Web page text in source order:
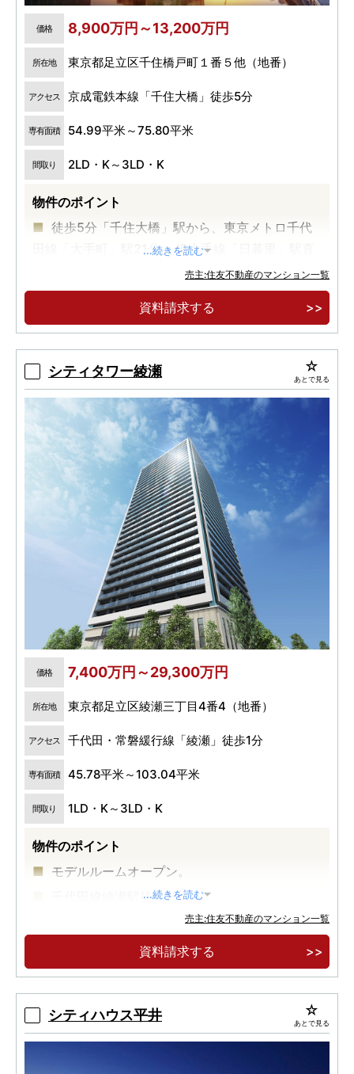
価格 8,900万円～13,200万円
所在地 東京都足立区千住橋戸町１番５他（地番）
アクセス 京成電鉄本線「千住大橋」徒歩5分
専有面積 54.99平米～75.80平米
間取り 2LD・K～3LD・K
物件のポイント
徒歩5分「千住大橋」駅から、東京メトロ千代
田線「大手町」駅21分。JR山手線「日暮里」駅直
【先着順販売受付】2LD・K/8,900万円～。42
階建て超高層大規模制振タワーレジデンス。
な内廊下設計。ZEH-M Oriented 省エネ住宅。
...続きを読む
売主:住友不動産のマンション一覧
資料請求する
シティタワー綾瀬 あとで見る
価格 7,400万円～29,300万円
所在地 東京都足立区綾瀬三丁目4番4（地番）
アクセス 千代田・常磐緩行線「綾瀬」徒歩1分
専有面積 45.78平米～103.04平米
間取り 1LD・K～3LD・K
物件のポイント
モデルルームオープン。
千代田線綾瀬駅徒歩1分。
大規模制震タワーレジデンス。
...続きを読む
売主:住友不動産のマンション一覧
資料請求する
シティハウス平井 あとで見る